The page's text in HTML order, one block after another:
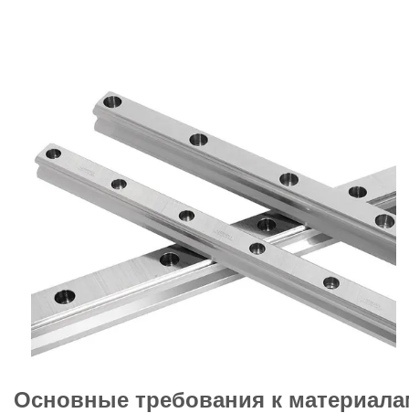
Основные требования к